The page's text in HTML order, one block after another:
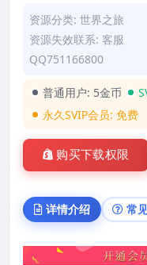
资源分类: 世界之旅
资源失效联系: 客服
QQ751166800
普通用户: 5金币
永久SVIP会员: 免费
购买下载权限
详情介绍 常